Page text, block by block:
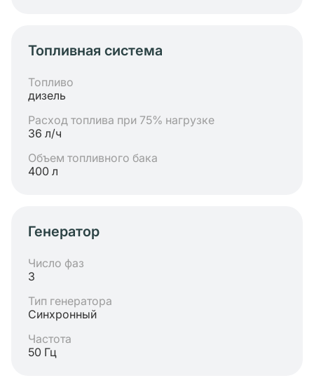
Топливная система
Топливо
дизель
Расход топлива при 75% нагрузке
36 л/ч
Объем топливного бака
400 л
Генератор
Число фаз
3
Тип генератора
Синхронный
Частота
50 Гц